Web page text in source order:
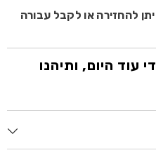
להחזירה או לקבל עבורה
עוד היום, ותיהנו